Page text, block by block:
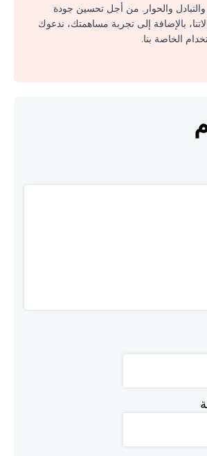
والحوار. من أجل تحسين جودة
بالإضافة إلى تجربة مساهمتك، ندعوك
الخاصة بنا.